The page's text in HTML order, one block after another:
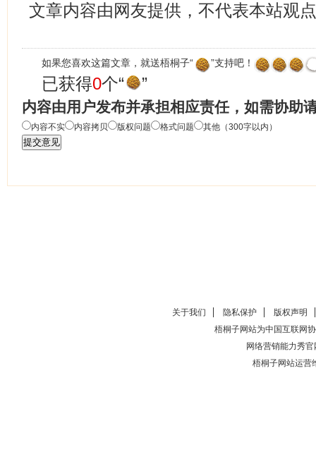
文章内容由网友提供，不代表本站观点
如果您喜欢这篇文章，就送梧桐子“ ”支持吧！
已获得0个“ ”
内容由用户发布并承担相应责任，如需协助
内容不实 内容拷贝 版权问题 格式问题 其他（300字以内）
关于我们 隐私保护
版权声明
梧桐子网站为中国互联网
网络营销能力秀官
梧桐子网站运营